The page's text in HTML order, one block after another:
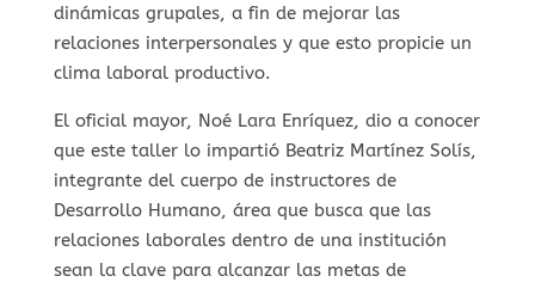
dinámicas grupales, a fin de mejorar las
relaciones interpersonales y que esto propicie un
clima laboral productivo.
El oficial mayor, Noé Lara Enríquez, dio a conocer
que este taller lo impartió Beatriz Martínez Solís,
integrante del cuerpo de instructores de
Desarrollo Humano, área que busca que las
relaciones laborales dentro de una institución
sean la clave para alcanzar las metas de